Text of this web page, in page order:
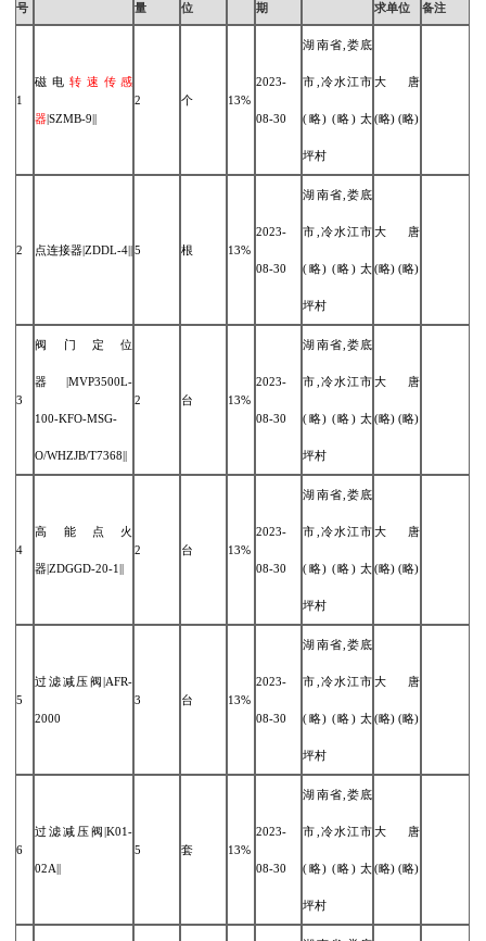
号 量 位 期 求单位 备注
1
磁电 转速 传感
器|SZMB-9||
2 个 13%
2023-
08-30
湖南省,娄底
市,冷水江市
(略) (略) 太
坪村
大唐
(略) (略)
2 点连接器|ZDDL-4||5 根 13%
2023-
08-30
湖南省,娄底
市,冷水江市
(略) (略) 太
坪村
大唐
(略) (略)
3
阀门定位
器|MVP3500L-
100-KFO-MSG-
O/WHZJB/T7368||
2 台 13%
2023-
08-30
湖南省,娄底
市,冷水江市
(略) (略) 太
坪村
大唐
(略) (略)
4
高能点火
器|ZDGGD-20-1||
2 台 13%
2023-
08-30
湖南省,娄底
市,冷水江市
(略) (略) 太
坪村
大唐
(略) (略)
5
过滤减压阀|AFR-
2000
3 台 13%
2023-
08-30
湖南省,娄底
市,冷水江市
(略) (略) 太
坪村
大唐
(略) (略)
6
过滤减压阀|K01-
02A||
5 套 13%
2023-
08-30
湖南省,娄底
市,冷水江市
(略) (略) 太
坪村
大唐
(略) (略)